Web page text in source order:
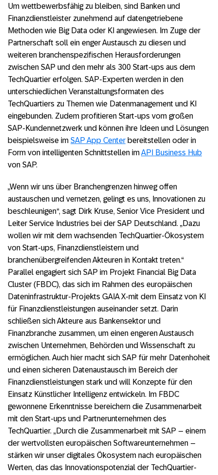
Um wettbewerbsfähig zu bleiben, sind Banken und
Finanzdienstleister zunehmend auf datengetriebene
Methoden wie Big Data oder KI angewiesen. Im Zuge der
Partnerschaft soll ein enger Austausch zu diesen und
weiteren branchenspezifischen Herausforderungen
zwischen SAP und den mehr als 300 Start-ups aus dem
TechQuartier erfolgen. SAP-Experten werden in den
unterschiedlichen Veranstaltungsformaten des
TechQuartiers zu Themen wie Datenmanagement und KI
eingebunden. Zudem profitieren Start-ups vom großen
SAP-Kundennetzwerk und können ihre Ideen und Lösungen
beispielsweise im SAP App Center bereitstellen oder in
Form von intelligenten Schnittstellen imAPI Business Hub
von SAP.
„Wenn wir uns über Branchengrenzen hinweg offen
austauschen und vernetzen, gelingt es uns, Innovationen zu
beschleunigen“, sagt Dirk Kruse, Senior Vice President und
Leiter Service Industries bei der SAP Deutschland. „Dazu
wollen wir mit dem wachsenden TechQuartier-Ökosystem
von Start-ups, Finanzdienstleistern und
branchenübergreifenden Akteuren in Kontakt treten.“
Parallel engagiert sich SAP im Projekt Financial Big Data
Cluster (FBDC), das sich im Rahmen des europäischen
Dateninfrastruktur-Projekts GAIA X-mit dem Einsatz von KI
für Finanzdienstleistungen auseinander setzt. Darin
schließen sich Akteure aus Bankensektor und
Finanzbranche zusammen, um einen engeren Austausch
zwischen Unternehmen, Behörden und Wissenschaft zu
ermöglichen. Auch hier macht sich SAP für mehr Datenhoheit
und einen sicheren Datenaustausch im Bereich der
Finanzdienstleistungen stark und will Konzepte für den
Einsatz Künstlicher Intelligenz entwickeln. Im FBDC
gewonnene Erkenntnisse bereichern die Zusammenarbeit
mit den Start-ups und Partnerunternehmen des
TechQuartier. „Durch die Zusammenarbeit mit SAP – einem
der wertvollsten europäischen Softwareunternehmen –
stärken wir unser digitales Ökosystem nach europäischen
Werten, das das Innovationspotenzial der TechQuartier-